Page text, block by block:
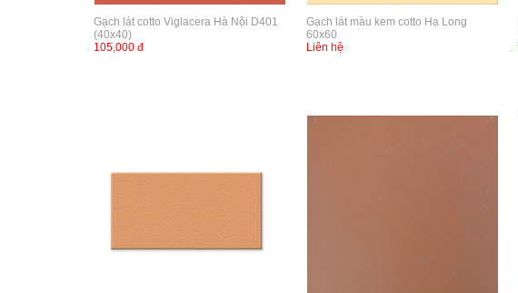
Gạch lát cotto Viglacera Hà Nội D401
(40x40)
105,000 đ
Gạch lát màu kem cotto Hạ Long
60x60
Liên hệ